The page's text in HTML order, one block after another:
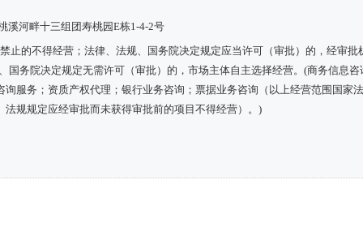
溪河畔十三组团寿桃园E栋1-4-2号
止的不得经营；法律、法规、国务院决定规定应当许可（审批）的，经审批
国务院决定规定无需许可（审批）的，市场主体自主选择经营。(商务信息咨
服务；资质产权代理；银行业务咨询；票据业务咨询（以上经营范围国家
规规定应经审批而未获得审批前的项目不得经营）。)